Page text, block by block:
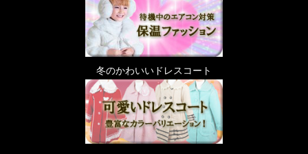
冬のかわいいドレスコート